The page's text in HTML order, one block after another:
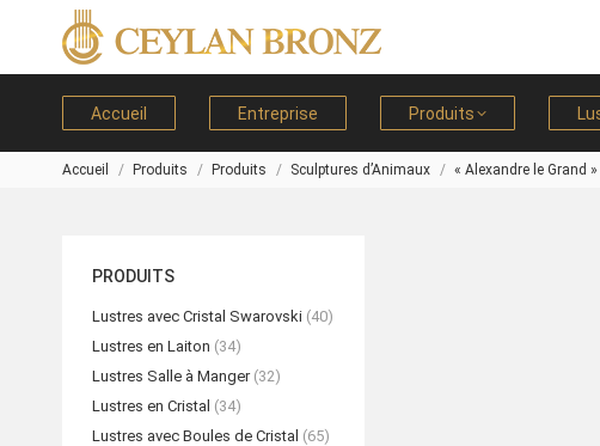
Accueil Entreprise Produits
Vous êtes ici :
Accueil Produits Produits Sculptures d’Animaux « Alexandre le Grand
PRODUITS
Lustres avec Cristal Swarovski (40)
Lustres en Laiton (34)
Lustres Salle à Manger (32)
Lustres en Cristal (34)
Lustres avec Boules de Cristal (65)